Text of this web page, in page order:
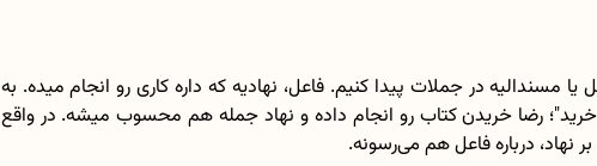
یا مسندالیه در جملات پیدا کنیم. فاعل، نهادیه که داره کاری رو انجام میده. به
رضا خریدن کتاب رو انجام داده و نهاد جمله هم محسوب میشه. در واقع
نهاد، درباره فاعل هم می‌رسونه.